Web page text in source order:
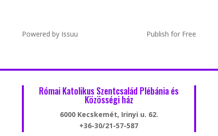
Powered by Issuu Publish for Free
Római Katolikus Szentcsalád Plébánia és
Közösségi ház
6000 Kecskemét, Irinyi u. 62.
+36-30/21-57-587